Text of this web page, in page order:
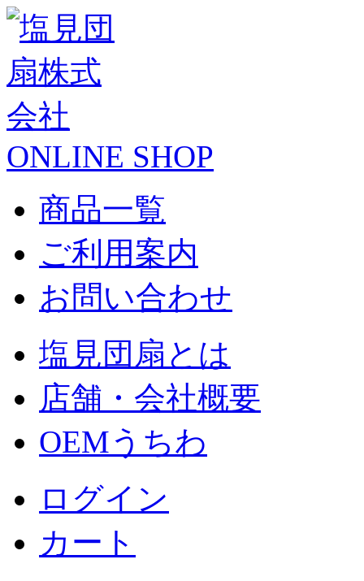
ONLINE SHOP
商品一覧
ご利用案内
お問い合わせ
塩見団扇とは
店舗・会社概要
OEMうちわ
ログイン
カート